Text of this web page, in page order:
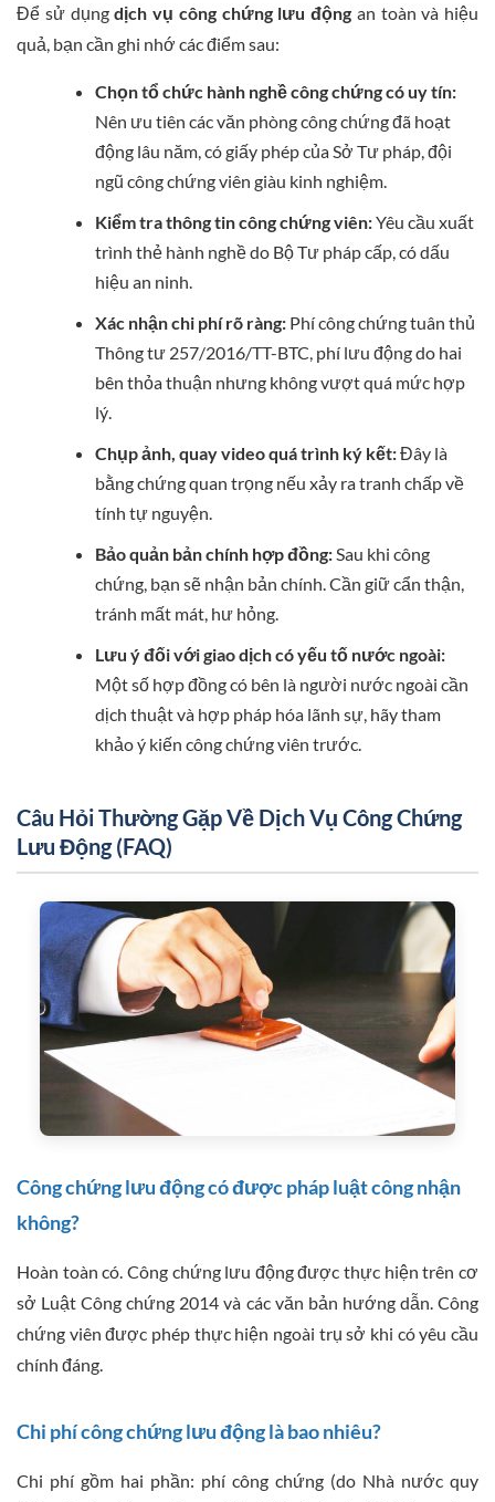
Để sử dụngdịch vụ công chứng lưu động an toàn và hiệu
quả, bạn cần ghi nhớ các điểm sau:
Chọn tổ chức hành nghề công chứng có uy tín:
Nên ưu tiên các văn phòng công chứng đã hoạt
động lâu năm, có giấy phép của Sở Tư pháp, đội
ngũ công chứng viên giàu kinh nghiệm.
Kiểm tra thông tin công chứng viên:Yêu cầu xuất
trình thẻ hành nghề do Bộ Tư pháp cấp, có dấu
hiệu an ninh.
Xác nhận chi phí rõ ràng:Phí công chứng tuân thủ
Thông tư 257/2016/TT-BTC, phí lưu động do hai
bên thỏa thuận nhưng không vượt quá mức hợp
lý.
Chụp ảnh, quay video quá trình ký kết:Đây là
bằng chứng quan trọng nếu xảy ra tranh chấp về
tính tự nguyện.
Bảo quản bản chính hợp đồng:Sau khi công
chứng, bạn sẽ nhận bản chính. Cần giữ cẩn thận,
tránh mất mát, hư hỏng.
Lưu ý đối với giao dịch có yếu tố nước ngoài:
Một số hợp đồng có bên là người nước ngoài cần
dịch thuật và hợp pháp hóa lãnh sự, hãy tham
khảo ý kiến công chứng viên trước.
Câu Hỏi Thường Gặp Về Dịch Vụ Công Chứng
Lưu Động (FAQ)
Công chứng lưu động có được pháp luật công nhận
không?
Hoàn toàn có. Công chứng lưu động được thực hiện trên cơ
sở Luật Công chứng 2014 và các văn bản hướng dẫn. Công
chứng viên được phép thực hiện ngoài trụ sở khi có yêu cầu
chính đáng.
Chi phí công chứng lưu động là bao nhiêu?
Chi phí gồm hai phần: phí công chứng (do Nhà nước quy